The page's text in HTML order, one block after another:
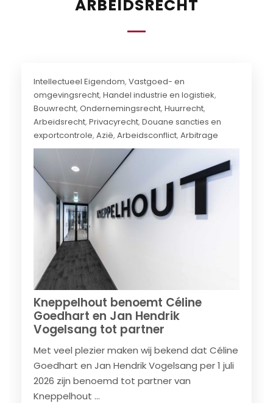
ARBEIDSRECHT
Intellectueel Eigendom, Vastgoed- en
omgevingsrecht, Handel industrie en logistiek,
Bouwrecht, Ondernemingsrecht, Huurrecht,
Arbeidsrecht, Privacyrecht, Douane sancties en
exportcontrole, Azië, Arbeidsconflict, Arbitrage
Kneppelhout benoemt Céline
Goedhart en Jan Hendrik
Vogelsang tot partner
Met veel plezier maken wij bekend dat Céline
Goedhart en Jan Hendrik Vogelsang per 1 juli
2026 zijn benoemd tot partner van
Kneppelhout ...